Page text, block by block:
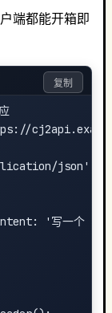
端都能开箱即
json' },
'写一个
复制